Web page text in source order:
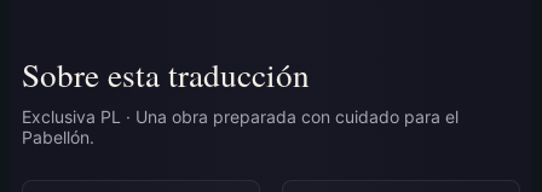
Sobre esta traducción
Exclusiva PL · Una obra preparada con cuidado para el
Pabellón.